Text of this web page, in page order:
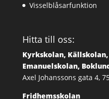
Visselblåsarfunktion
Hitta till oss:
Kyrkskolan,
Emanuelskolan,
Axel Johanssons gata 4,
Fridhemsskolan